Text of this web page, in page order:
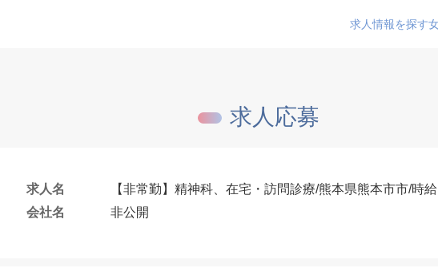
求人情報を探す
求人応募
求人名
【非常勤】精神科、在宅・訪問診療/熊本県熊本市市/時
会社名
非公開